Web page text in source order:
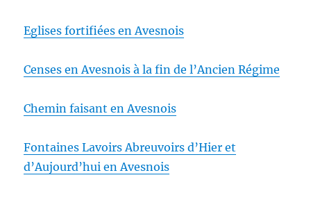
Eglises fortifiées en Avesnois
Censes en Avesnois à la fin de l’Ancien Régime
Chemin faisant en Avesnois
Fontaines Lavoirs Abreuvoirs d’Hier et
d’Aujourd’hui en Avesnois